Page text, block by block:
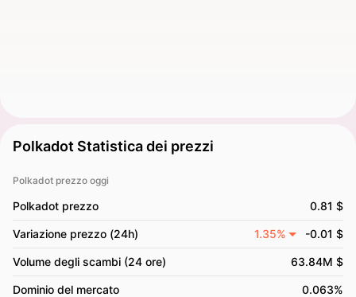
Polkadot Statistica dei prezzi
Polkadot prezzo oggi
Polkadot prezzo 0.81 $
Variazione prezzo (24h) 1.35% -0.01 $
Volume degli scambi (24 ore) 63.84M $
Dominio del mercato 0.063%